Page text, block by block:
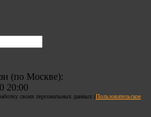
(по Москве):
20:00
своих персональных данных (Пользовательское